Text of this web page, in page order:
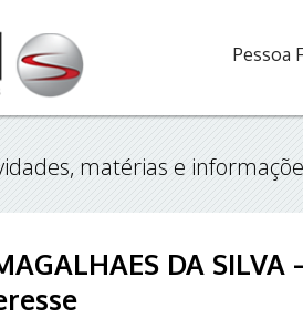
Pessoa
matérias e
DA